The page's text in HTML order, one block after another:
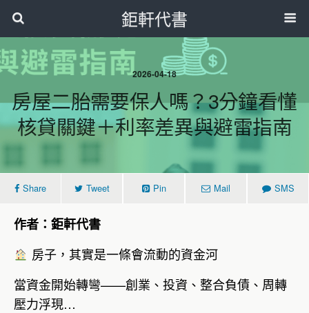
鉅軒代書
2026-04-18
房屋二胎需要保人嗎？3分鐘看懂
核貸關鍵＋利率差異與避雷指南
Share Tweet Pin Mail SMS
作者：鉅軒代書
房子，其實是一條會流動的資金河
當資金開始轉彎——創業、投資、整合負債、周轉
壓力浮現…